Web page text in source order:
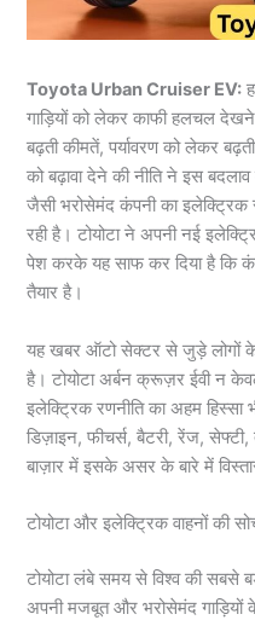
Toyota Urban Cruiser EV:
गाड़ियों को लेकर काफी हलचल
बढ़ती कीमतें, पर्यावरण को लेकर
को बढ़ावा देने की नीति ने इस
जैसी भरोसेमंद कंपनी का
रही है। टोयोटा ने अपनी नई
पेश करके यह साफ कर दिया है कि
तैयार है।
यह खबर ऑटो सेक्टर से जुड़े लोगों
है। टोयोटा अर्बन क्रूज़र ईवी न
इलेक्ट्रिक रणनीति का अहम
डिज़ाइन, फीचर्स, बैटरी, रेंज,
बाज़ार में इसके असर के बारे में
टोयोटा और इलेक्ट्रिक वाहनों की
टोयोटा लंबे समय से विश्व की सबसे
अपनी मजबूत और भरोसेमंद गाड़ियों